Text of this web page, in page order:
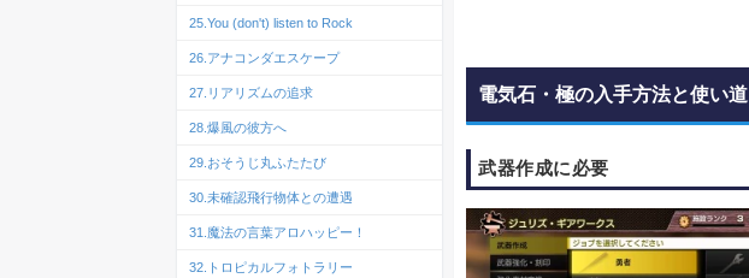
電気石・極の入手方法と使い道
武器作成に必要
25.You (don't) listen to Rock
26.アナコンダエスケープ
27.リアリズムの追求
28.爆風の彼方へ
29.おそうじ丸ふたたび
30.未確認飛行物体との遭遇
31.魔法の言葉アロハッピー！
32.トロピカルフォトラリー